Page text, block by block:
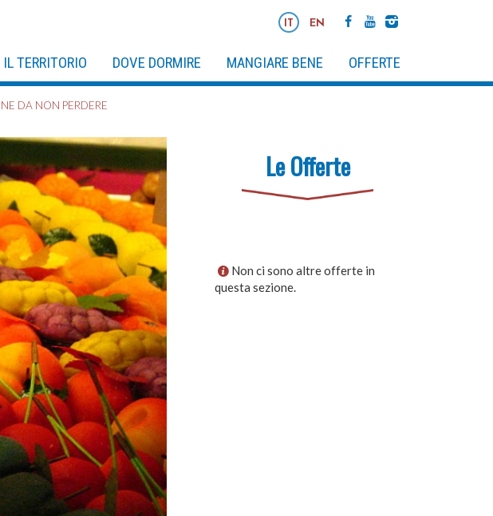
IT EN
TERRITORIO DOVE DORMIRE MANGIARE BENE OFFERTE
DA NON PERDERE
Le Offerte
Non ci sono altre offerte in
questa sezione.